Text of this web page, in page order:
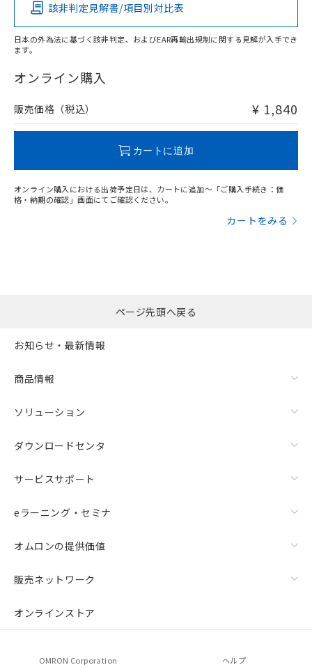
O
在庫等で未対応品が混在する可能性があります。
問い合わせください。
該非判定見解書/項目別対比表
日本の外為法に基づく該非判定、およびEAR再輸出規制に関する見解が入手でき
ます。
オンライン購入
販売価格（税込） ¥ 1,840
カートに追加
オンライン購入における出荷予定日は、カートに追加～「ご購入手続き：価
格・納期の確認」画面にてご確認ください。
カートをみる
ページ先頭へ戻る
お知らせ・最新情報
商品情報
ソリューション
ダウンロードセンタ
サービスサポート
eラーニング・セミナ
オムロンの提供価値
販売ネットワーク
オンラインストア
OMRON Corporation ヘルプ